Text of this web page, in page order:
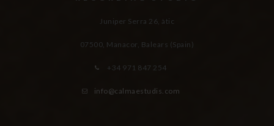
Juniper Serra 26, àtic
07500, Manacor, Balears (Spain)
+34 971 847 254
info@calmaestudis.com